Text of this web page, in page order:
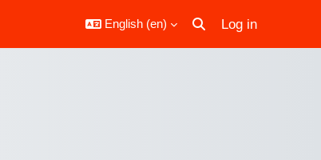
English ‎(en)‎
Toggle search input
Log in